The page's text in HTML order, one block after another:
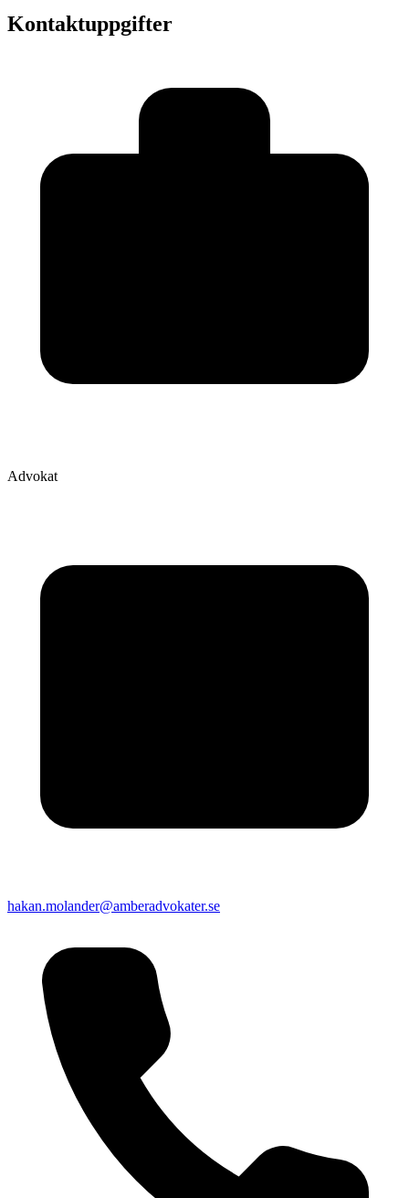
Kontaktuppgifter
Advokat
hakan.molander@amberadvokater.se